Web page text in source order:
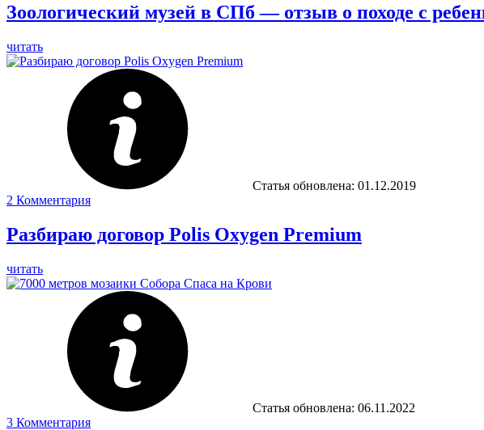
Зоологический музей в СПб — отзыв о походе с
читать
Статья обновлена: 01.12.2019
2 Комментария
Разбираю договор Polis Oxygen Premium
читать
Статья обновлена: 06.11.2022
3 Комментария